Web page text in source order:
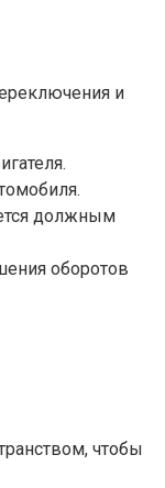
и
должным
оборотов
чтобы